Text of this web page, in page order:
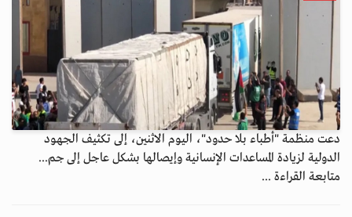
دعت منظمة "أطباء بلا حدود"، اليوم الاثنين، إلى تكثيف الجهود
الدولية لزيادة المساعدات الإنسانية وإيصالها بشكل عاجل إلى جم...
متابعة القراءة ...